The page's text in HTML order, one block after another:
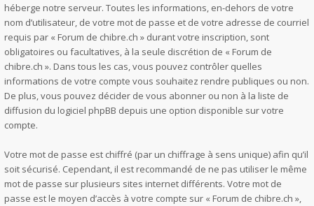
héberge notre serveur. Toutes les informations, en-dehors de votre
nom d’utilisateur, de votre mot de passe et de votre adresse de courriel
requis par « Forum de chibre.ch » durant votre inscription, sont
obligatoires ou facultatives, à la seule discrétion de « Forum de
chibre.ch ». Dans tous les cas, vous pouvez contrôler quelles
informations de votre compte vous souhaitez rendre publiques ou non.
De plus, vous pouvez décider de vous abonner ou non à la liste de
diffusion du logiciel phpBB depuis une option disponible sur votre
compte.
Votre mot de passe est chiffré (par un chiffrage à sens unique) afin qu’il
soit sécurisé. Cependant, il est recommandé de ne pas utiliser le même
mot de passe sur plusieurs sites internet différents. Votre mot de
passe est le moyen d’accès à votre compte sur « Forum de chibre.ch »,